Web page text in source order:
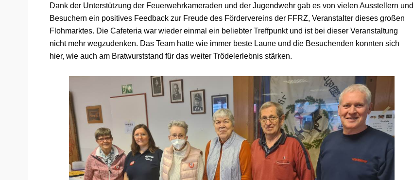
Dank der Unterstützung der Feuerwehrkameraden und der Jugendwehr gab es von vielen Ausstellern und
Besuchern ein positives Feedback zur Freude des Fördervereins der FFRZ, Veranstalter dieses großen
Flohmarktes. Die Cafeteria war wieder einmal ein beliebter Treffpunkt und ist bei dieser Veranstaltung
nicht mehr wegzudenken. Das Team hatte wie immer beste Laune und die Besuchenden konnten sich
hier, wie auch am Bratwurststand für das weiter Trödelerlebnis stärken.